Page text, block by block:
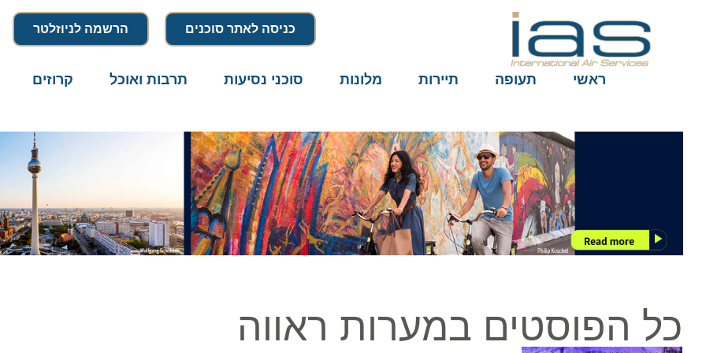
כניסה לאתר סוכנים הרשמה לניוזלטר
ראשי תעופה תיירות מלונות סוכני נסיעות תרבות ואוכל קרוזים
כל הפוסטים במערות ראווה